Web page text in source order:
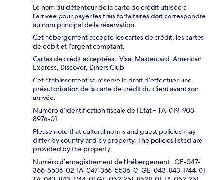
Le nom du détenteur de la carte de crédit utilisée à
l'arrivée pour payer les frais forfaitaires doit correspondre
au nom principal de la réservation.
Cet hébergement accepte les cartes de crédit, les cartes
de débit et l’argent comptant.
Cartes de crédit acceptées : Visa, Mastercard, American
Express, Discover, Diners Club
Cet établissement se réserve le droit d’effectuer une
préautorisation de la carte de crédit du client avant son
arrivée.
Numéro d’identification fiscale de l’État – TA-019-903-
8976-01
Please note that cultural norms and guest policies may
differ by country and by property. The policies listed are
provided by the property.
Numéro d’enregistrement de l’hébergement : GE-047-
366-5536-02 TA-047-366-5536-01 GE-043-843-1744-01